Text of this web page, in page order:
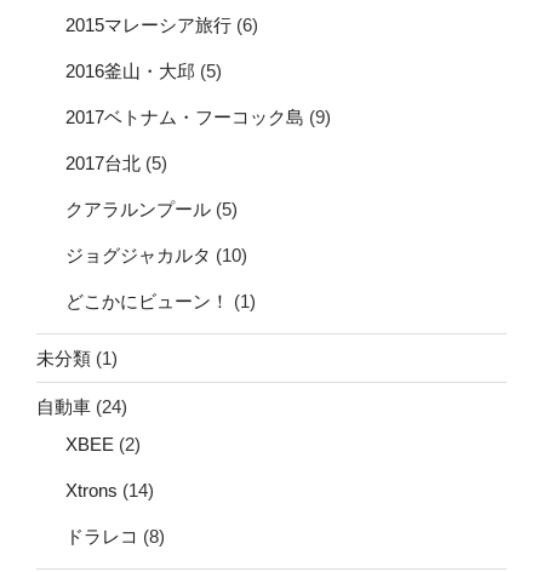
2015マレーシア旅行 (6)
2016釜山・大邱 (5)
2017ベトナム・フーコック島 (9)
2017台北 (5)
クアラルンプール (5)
ジョグジャカルタ (10)
どこかにビューン！ (1)
未分類 (1)
自動車 (24)
XBEE (2)
Xtrons (14)
ドラレコ (8)